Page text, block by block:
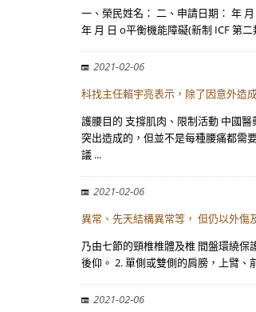
一、榮民姓名： 二、申請日期： 年
年 月 日 o平衡機能障礙(新制 ICF 第
2021-02-06
科找主任賴宇亮表示，除了因意外造
護腰目的 支撐肌肉、限制活動 中國
突出造成的，但並不是每種腰痛都需
議 ...
2021-02-06
異常、先天結構異常等， 但仍以外傷
乃由七節的頸椎椎體及椎 間盤環繞
後仰。 2. 單側或雙側的肩膀，上臂
2021-02-06